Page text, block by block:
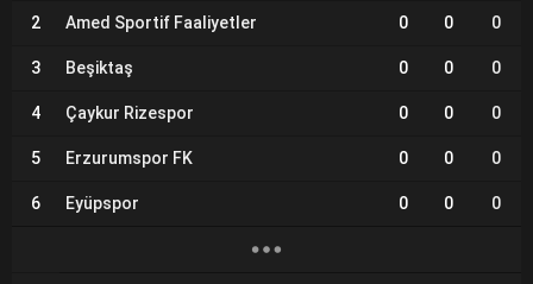
2 Amed Sportif Faaliyetler 0 0 0
3 Beşiktaş 0 0 0
4 Çaykur Rizespor 0 0 0
5 Erzurumspor FK 0 0 0
6 Eyüpspor 0 0 0